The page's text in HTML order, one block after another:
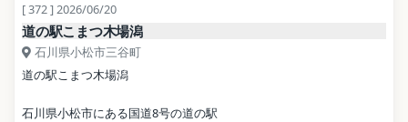
[ 372 ] 2026/06/20
道の駅こまつ木場潟
石川県小松市三谷町
道の駅こまつ木場潟
石川県小松市にある国道8号の道の駅